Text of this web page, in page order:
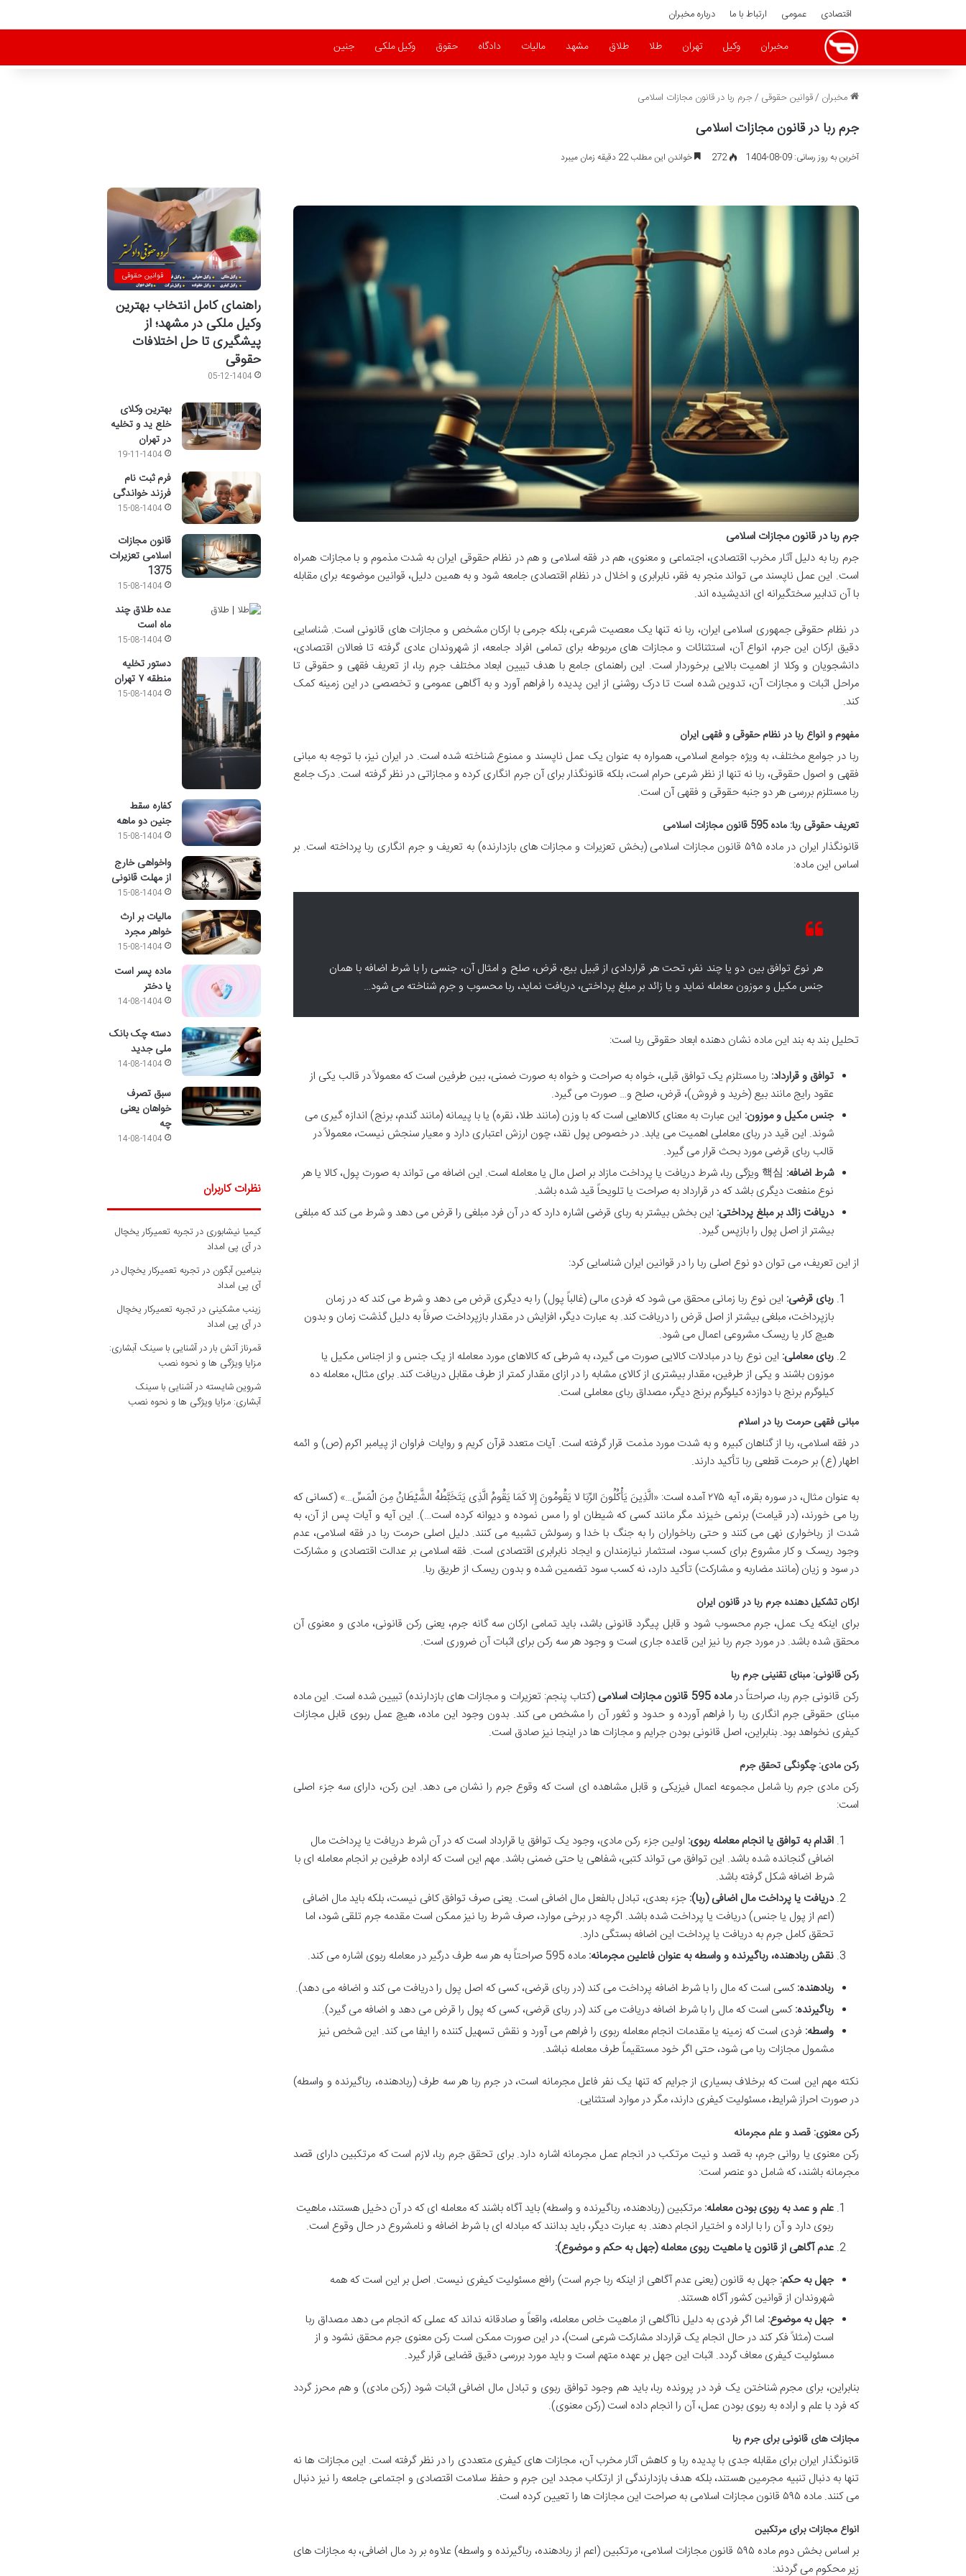
اقتصادی عمومی ارتباط با ما درباره مخبران
مخبران وکیل تهران طلا طلاق مشهد مالیات دادگاه حقوق وکیل ملکی جنین
مخبران /قوانین حقوقی /جرم ربا در قانون مجازات اسلامی
جرم ربا در قانون مجازات اسلامی
آخرین به روز رسانی: 09-08-1404 272 خواندن این مطلب 22 دقیقه زمان میبرد
جرم ربا در قانون مجازات اسلامی
جرم ربا به دلیل آثار مخرب اقتصادی، اجتماعی و معنوی، هم در فقه اسلامی و هم در نظام حقوقی ایران به شدت مذموم و با مجازات همراه
است. این عمل ناپسند می تواند منجر به فقر، نابرابری و اخلال در نظام اقتصادی جامعه شود و به همین دلیل، قوانین موضوعه برای مقابله
با آن تدابیر سختگیرانه ای اندیشیده اند.
در نظام حقوقی جمهوری اسلامی ایران، ربا نه تنها یک معصیت شرعی، بلکه جرمی با ارکان مشخص و مجازات های قانونی است. شناسایی
دقیق ارکان این جرم، انواع آن، استثنائات و مجازات های مربوطه برای تمامی افراد جامعه، از شهروندان عادی گرفته تا فعالان اقتصادی،
دانشجویان و وکلا از اهمیت بالایی برخوردار است. این راهنمای جامع با هدف تبیین ابعاد مختلف جرم ربا، از تعریف فقهی و حقوقی تا
مراحل اثبات و مجازات آن، تدوین شده است تا درک روشنی از این پدیده را فراهم آورد و به آگاهی عمومی و تخصصی در این زمینه کمک
کند.
مفهوم و انواع ربا در نظام حقوقی و فقهی ایران
ربا در جوامع مختلف، به ویژه جوامع اسلامی، همواره به عنوان یک عمل ناپسند و ممنوع شناخته شده است. در ایران نیز، با توجه به مبانی
فقهی و اصول حقوقی، ربا نه تنها از نظر شرعی حرام است، بلکه قانونگذار برای آن جرم انگاری کرده و مجازاتی در نظر گرفته است. درک جامع
ربا مستلزم بررسی هر دو جنبه حقوقی و فقهی آن است.
تعریف حقوقی ربا: ماده 595 قانون مجازات اسلامی
قانونگذار ایران در ماده ۵۹۵ قانون مجازات اسلامی (بخش تعزیرات و مجازات های بازدارنده) به تعریف و جرم انگاری ربا پرداخته است. بر
اساس این ماده:
هر نوع توافق بین دو یا چند نفر، تحت هر قراردادی از قبیل بیع، قرض، صلح و امثال آن، جنسی را با شرط اضافه با همان
جنس مکیل و موزون معامله نماید و یا زائد بر مبلغ پرداختی، دریافت نماید، ربا محسوب و جرم شناخته می شود…
تحلیل بند به بند این ماده نشان دهنده ابعاد حقوقی ربا است:
توافق و قرارداد: ربا مستلزم یک توافق قبلی، خواه به صراحت و خواه به صورت ضمنی، بین طرفین است که معمولاً در قالب یکی از
عقود رایج مانند بیع (خرید و فروش)، قرض، صلح و… صورت می گیرد.
جنس مکیل و موزون: این عبارت به معنای کالاهایی است که با وزن (مانند طلا، نقره) یا با پیمانه (مانند گندم، برنج) اندازه گیری می
شوند. این قید در ربای معاملی اهمیت می یابد. در خصوص پول نقد، چون ارزش اعتباری دارد و معیار سنجش نیست، معمولاً در
قالب ربای قرضی مورد بحث قرار می گیرد.
شرط اضافه:
핵심 ویژگی ربا، شرط دریافت یا پرداخت مازاد بر اصل مال یا معامله است. این اضافه می تواند به صورت پول، کالا یا هر
نوع منفعت دیگری باشد که در قرارداد به صراحت یا تلویحاً قید شده باشد.
دریافت زائد بر مبلغ پرداختی: این بخش بیشتر به ربای قرضی اشاره دارد که در آن فرد مبلغی را قرض می دهد و شرط می کند که مبلغی
بیشتر از اصل پول را بازپس گیرد.
از این تعریف، می توان دو نوع اصلی ربا را در قوانین ایران شناسایی کرد:
ربای قرضی: این نوع ربا زمانی محقق می شود که فردی مالی (غالباً پول) را به دیگری قرض می دهد و شرط می کند که در زمان
بازپرداخت، مبلغی بیشتر از اصل قرض را دریافت کند. به عبارت دیگر، افزایش در مقدار بازپرداخت صرفاً به دلیل گذشت زمان و بدون
هیچ کار یا ریسک مشروعی اعمال می شود.
ربای معاملی: این نوع ربا در مبادلات کالایی صورت می گیرد، به شرطی که کالاهای مورد معامله از یک جنس و از اجناس مکیل یا
موزون باشند و یکی از طرفین، مقدار بیشتری از کالای مشابه را در ازای مقدار کمتر از طرف مقابل دریافت کند. برای مثال، معامله ده
کیلوگرم برنج با دوازده کیلوگرم برنج دیگر، مصداق ربای معاملی است.
مبانی فقهی حرمت ربا در اسلام
در فقه اسلامی، ربا از گناهان کبیره و به شدت مورد مذمت قرار گرفته است. آیات متعدد قرآن کریم و روایات فراوان از پیامبر اکرم (ص) و ائمه
اطهار (ع) بر حرمت قطعی ربا تأکید دارند.
به عنوان مثال، در سوره بقره، آیه ۲۷۵ آمده است: «الَّذِینَ یَأْکُلُونَ الرِّبَا لا یَقُومُونَ إِلا کَمَا یَقُومُ الَّذِی یَتَخَبَّطُهُ الشَّیْطَانُ مِنَ الْمَسِّ…» (کسانی که
ربا می خورند، (در قیامت) برنمی خیزند مگر مانند کسی که شیطان او را مس نموده و دیوانه کرده است…). این آیه و آیات پس از آن، به
شدت از رباخواری نهی می کنند و حتی رباخواران را به جنگ با خدا و رسولش تشبیه می کنند. دلیل اصلی حرمت ربا در فقه اسلامی، عدم
وجود ریسک و کار مشروع برای کسب سود، استثمار نیازمندان و ایجاد نابرابری اقتصادی است. فقه اسلامی بر عدالت اقتصادی و مشارکت
در سود و زیان (مانند مضاربه و مشارکت) تأکید دارد، نه کسب سود تضمین شده و بدون ریسک از طریق ربا.
ارکان تشکیل دهنده جرم ربا در قانون ایران
برای اینکه یک عمل، جرم محسوب شود و قابل پیگرد قانونی باشد، باید تمامی ارکان سه گانه جرم، یعنی رکن قانونی، مادی و معنوی آن
محقق شده باشد. در مورد جرم ربا نیز این قاعده جاری است و وجود هر سه رکن برای اثبات آن ضروری است.
رکن قانونی: مبنای تقنینی جرم ربا
رکن قانونی جرم ربا، صراحتاً درماده 595 قانون مجازات اسلامی
(کتاب پنجم: تعزیرات و مجازات های بازدارنده) تبیین شده است. این ماده
مبنای حقوقی جرم انگاری ربا را فراهم آورده و حدود و ثغور آن را مشخص می کند. بدون وجود این ماده، هیچ عمل ربوی قابل مجازات
کیفری نخواهد بود. بنابراین، اصل قانونی بودن جرایم و مجازات ها در اینجا نیز صادق است.
رکن مادی: چگونگی تحقق جرم
رکن مادی جرم ربا شامل مجموعه اعمال فیزیکی و قابل مشاهده ای است که وقوع جرم را نشان می دهد. این رکن، دارای سه جزء اصلی
است:
اقدام به توافق یا انجام معامله ربوی: اولین جزء رکن مادی، وجود یک توافق یا قرارداد است که در آن شرط دریافت یا پرداخت مال
اضافی گنجانده شده باشد. این توافق می تواند کتبی، شفاهی یا حتی ضمنی باشد. مهم این است که اراده طرفین بر انجام معامله ای با
شرط اضافه شکل گرفته باشد.
دریافت یا پرداخت مال اضافی (ربا): جزء بعدی، تبادل بالفعل مال اضافی است. یعنی صرف توافق کافی نیست، بلکه باید مال اضافی
(اعم از پول یا جنس) دریافت یا پرداخت شده باشد. اگرچه در برخی موارد، صرف شرط ربا نیز ممکن است مقدمه جرم تلقی شود، اما
تحقق کامل جرم به دریافت یا پرداخت این اضافه بستگی دارد.
نقش ربادهنده، رباگیرنده و واسطه به عنوان فاعلین مجرمانه: ماده 595 صراحتاً به هر سه طرف درگیر در معامله ربوی اشاره می کند.
ربادهنده:کسی است که مال را با شرط اضافه پرداخت می کند (در ربای قرضی، کسی که اصل پول را دریافت می کند و اضافه می دهد).
رباگیرنده:کسی است که مال را با شرط اضافه دریافت می کند (در ربای قرضی، کسی که پول را قرض می دهد و اضافه می گیرد).
واسطه: فردی است که زمینه یا مقدمات انجام معامله ربوی را فراهم می آورد و نقش تسهیل کننده را ایفا می کند. این شخص نیز
مشمول مجازات ربا می شود، حتی اگر خود مستقیماً طرف معامله نباشد.
نکته مهم این است که برخلاف بسیاری از جرایم که تنها یک نفر فاعل مجرمانه است، در جرم ربا هر سه طرف (ربادهنده، رباگیرنده و واسطه)
در صورت احراز شرایط، مسئولیت کیفری دارند، مگر در موارد استثنایی.
رکن معنوی: قصد و علم مجرمانه
رکن معنوی یا روانی جرم، به قصد و نیت مرتکب در انجام عمل مجرمانه اشاره دارد. برای تحقق جرم ربا، لازم است که مرتکبین دارای قصد
مجرمانه باشند، که شامل دو عنصر است:
علم و عمد به ربوی بودن معامله: مرتکبین (ربادهنده، رباگیرنده و واسطه) باید آگاه باشند که معامله ای که در آن دخیل هستند، ماهیت
ربوی دارد و آن را با اراده و اختیار انجام دهند. به عبارت دیگر، باید بدانند که مبادله ای با شرط اضافه و نامشروع در حال وقوع است.
عدم آگاهی از قانون یا ماهیت ربوی معامله (جهل به حکم و موضوع):
جهل به حکم: جهل به قانون (یعنی عدم آگاهی از اینکه ربا جرم است) رافع مسئولیت کیفری نیست. اصل بر این است که همه
شهروندان از قوانین کشور آگاه هستند.
جهل به موضوع: اما اگر فردی به دلیل ناآگاهی از ماهیت خاص معامله، واقعاً و صادقانه نداند که عملی که انجام می دهد مصداق ربا
است (مثلاً فکر کند در حال انجام یک قرارداد مشارکت شرعی است)، در این صورت ممکن است رکن معنوی جرم محقق نشود و از
مسئولیت کیفری معاف گردد. اثبات این جهل بر عهده متهم است و باید مورد بررسی دقیق قضایی قرار گیرد.
بنابراین، برای مجرم شناختن یک فرد در پرونده ربا، باید هم وجود توافق ربوی و تبادل مال اضافی اثبات شود (رکن مادی) و هم محرز گردد
که فرد با علم و اراده به ربوی بودن عمل، آن را انجام داده است (رکن معنوی).
مجازات های قانونی برای جرم ربا
قانونگذار ایران برای مقابله جدی با پدیده ربا و کاهش آثار مخرب آن، مجازات های کیفری متعددی را در نظر گرفته است. این مجازات ها نه
تنها به دنبال تنبیه مجرمین هستند، بلکه هدف بازدارندگی از ارتکاب مجدد این جرم و حفظ سلامت اقتصادی و اجتماعی جامعه را نیز دنبال
می کنند. ماده ۵۹۵ قانون مجازات اسلامی به صراحت این مجازات ها را تعیین کرده است.
انواع مجازات برای مرتکبین
بر اساس بخش دوم ماده ۵۹۵ قانون مجازات اسلامی، مرتکبین (اعم از ربادهنده، رباگیرنده و واسطه) علاوه بر رد مال اضافی، به مجازات های
زیر محکوم می گردند:
قوانین حقوقی
راهنمای کامل انتخاب بهترین
وکیل ملکی در مشهد؛ از
پیشگیری تا حل اختلافات
حقوقی
05-12-1404
بهترین وکلای
خلع ید و تخلیه
در تهران
19-11-1404
فرم ثبت نام
فرزند خواندگی
15-08-1404
قانون مجازات
اسلامی تعزیرات
1375
15-08-1404
عده طلاق چند
ماه است
15-08-1404
دستور تخلیه
منطقه ۷ تهران
15-08-1404
کفاره سقط
جنین دو ماهه
15-08-1404
واخواهی خارج
از مهلت قانونی
15-08-1404
مالیات بر ارث
خواهر مجرد
15-08-1404
ماده پسر است
یا دختر
14-08-1404
دسته چک بانک
ملی جدید
14-08-1404
سبق تصرف
خواهان یعنی
چه
14-08-1404
نظرات کاربران
کیمیا نیشابوری درتجربه تعمیرکار یخچال
در آی پی امداد
بنیامین آبگون درتجربه تعمیرکار یخچال در
آی پی امداد
زینب مشکینی درتجربه تعمیرکار یخچال
در آی پی امداد
قمرناز آتش باردرآشنایی با سینک آبشاری:
مزایا ویژگی ها و نحوه نصب
شروین شایسته درآشنایی با سینک
آبشاری: مزایا ویژگی ها و نحوه نصب